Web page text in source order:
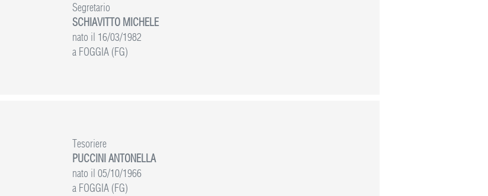
Segretario
SCHIAVITTO MICHELE
nato il 16/03/1982
a FOGGIA (FG)
Tesoriere
PUCCINI ANTONELLA
nato il 05/10/1966
a FOGGIA (FG)